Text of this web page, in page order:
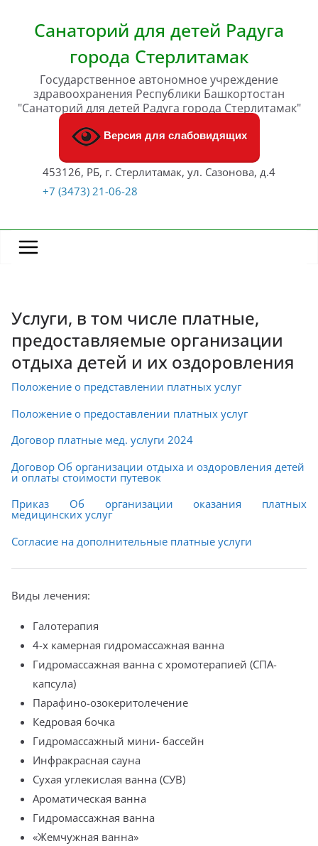
содержимомуСанаторий для детей Радуга
города Стерлитамак
Государственное автономное учреждение
здравоохранения Республики Башкортостан
"Санаторий для детей Радуга города Стерлитамак"
Версия для слабовидящих
453126, РБ, г. Стерлитамак, ул. Сазонова, д.4
+7 (3473) 21-06-28
Услуги, в том числе платные,
предоставляемые организации
отдыха детей и их оздоровления
Положение о представлении платных услуг
Положение о предоставлении платных услуг
Договор платные мед. услуги 2024
Договор Об организации отдыха и оздоровления детей
и оплаты стоимости путевок
Приказ Об организации оказания платных
медицинских услуг
Согласие на дополнительные платные услуги
Виды лечения:
Галотерапия
4-х камерная гидромассажная ванна
Гидромассажная ванна с хромотерапией (СПА-
капсула)
Парафино-озокеритолечение
Кедровая бочка
Гидромассажный мини- бассейн
Инфракрасная сауна
Сухая углекислая ванна (СУВ)
Ароматическая ванна
Гидромассажная ванна
«Жемчужная ванна»